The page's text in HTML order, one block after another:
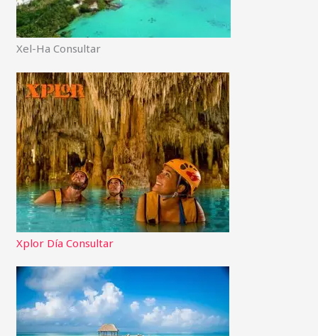
Xel-Ha Consultar
Xplor Día Consultar